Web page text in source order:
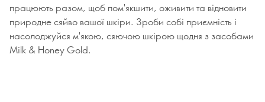
працюють разом, щоб пом'якшити, оживити та відновити
природне сяйво вашої шкіри. Зроби собі приємність і
насолоджуйся м'якою, сяючою шкірою щодня з засобами
Milk & Honey Gold.